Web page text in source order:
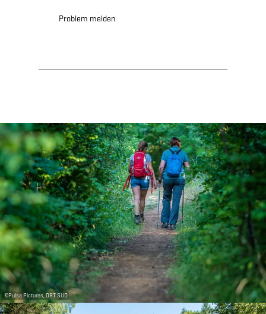
Problem melden
©Pulsa Pictures, ORT SUD